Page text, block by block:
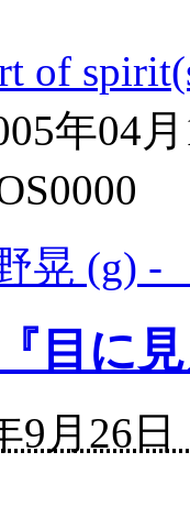
of
年04
晃 (g) -
目に
9月26日